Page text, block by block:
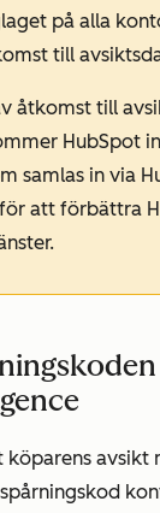
på alla
till
åtkomst till
HubSpot
samlas in via
att förbättra
avsikt